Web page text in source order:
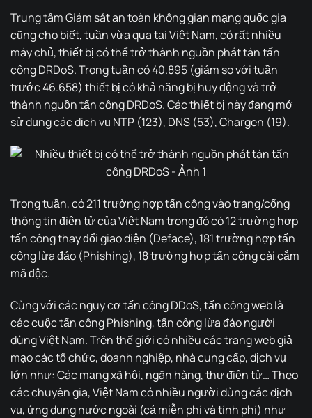
Trung tâm Giám sát an toàn không gian mạng quốc gia
cũng cho biết, tuần vừa qua tại Việt Nam, có rất nhiều
máy chủ, thiết bị có thể trở thành nguồn phát tán tấn
công DRDoS. Trong tuần có 40.895 (giảm so với tuần
trước 46.658) thiết bị có khả năng bị huy động và trở
thành nguồn tấn công DRDoS. Các thiết bị này đang mở
sử dụng các dịch vụ NTP (123), DNS (53), Chargen (19).
Trong tuần, có 211 trường hợp tấn công vào trang/cổng
thông tin điện tử của Việt Nam trong đó có 12 trường hợp
tấn công thay đổi giao diện (Deface), 181 trường hợp tấn
công lừa đảo (Phishing), 18 trường hợp tấn công cài cắm
mã độc.
Cùng với các nguy cơ tấn công DDoS, tấn công web là
các cuộc tấn công Phishing, tấn công lừa đảo người
dùng Việt Nam. Trên thế giới có nhiều các trang web giả
mạo các tổ chức, doanh nghiệp, nhà cung cấp, dịch vụ
lớn như: Các mạng xã hội, ngân hàng, thư điện tử… Theo
các chuyên gia, Việt Nam có nhiều người dùng các dịch
vụ, ứng dụng nước ngoài (cả miễn phí và tính phí) như